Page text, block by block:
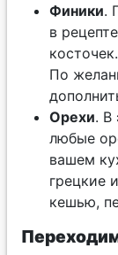
Финики.
в
косточек.
По
Орехи. В
любые
вашем
грецкие
кешью,